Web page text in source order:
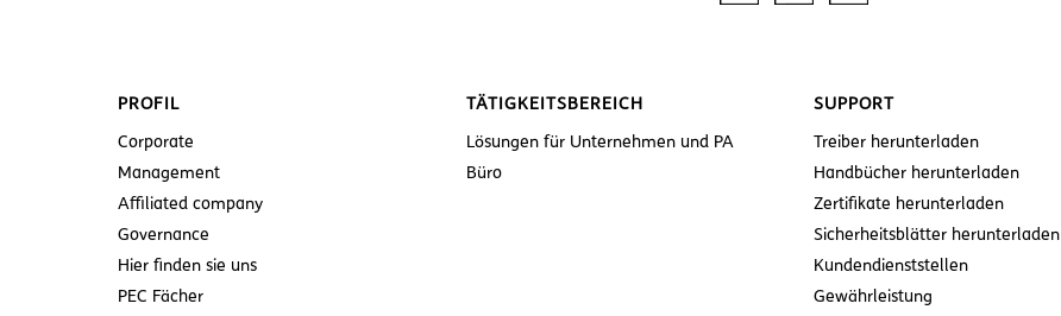
PROFIL
Corporate
Management
Affiliated company
Governance
Hier finden sie uns
PEC Fächer
TÄTIGKEITSBEREICH
Lösungen für Unternehmen und PA
Büro
SUPPORT
Treiber herunterladen
Handbücher herunterladen
Zertifikate herunterladen
Sicherheitsblätter herunterladen
Kundendienststellen
Gewährleistung